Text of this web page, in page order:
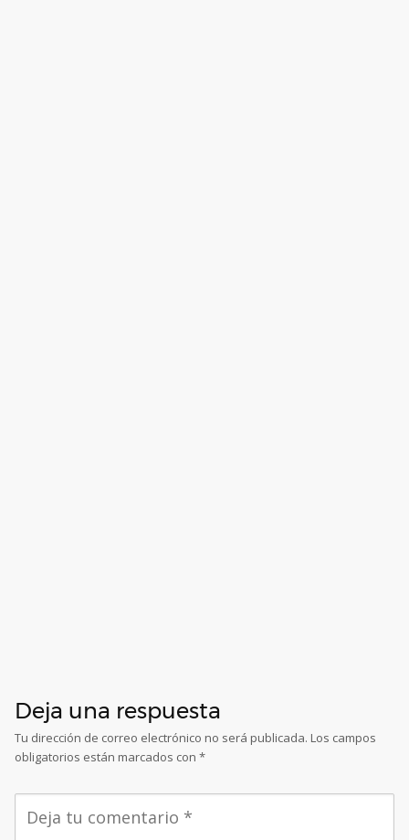
Deja una respuesta
Tu dirección de correo electrónico no será publicada. Los campos
obligatorios están marcados con *